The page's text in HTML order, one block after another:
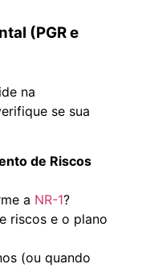
(PGR e
na
se sua
de Riscos
a NR-1?
riscos e o plano
(ou quando